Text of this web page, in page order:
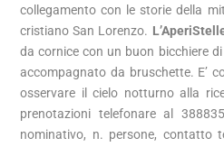
collegamento con le storie della
cristiano San Lorenzo.
da cornice con un buon bicchiere
accompagnato da bruschette. E’
osservare il cielo notturno alla
prenotazioni telefonare al
nominativo, n. persone, contatto